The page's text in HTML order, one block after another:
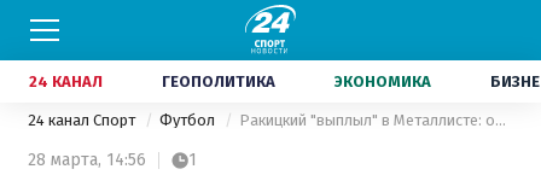
24 КАНАЛ ГЕОПОЛИТИКА ЭКОНОМИКА
24 канал Спорт Футбол Ракицкий "выплыл" в Металлисте: он покинул Россию после нападения на Украину
28 марта, 14:56 1